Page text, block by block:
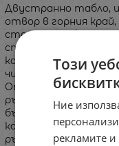
Двустранно табло,
отвор в горния край,
стената. Таблото
странана таблото
като с всяка буква
чието
От другата страна
ръкописни букви. С
бързо ще научи
както и да
ръкописните букви.
Този
Ние
рекламите